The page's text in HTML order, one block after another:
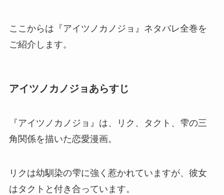
ここからは『アイツノカノジョ』ネタバレ全巻を
ご紹介します。
アイツノカノジョあらすじ
『アイツノカノジョ』は、リク、タクト、雫の三
角関係を描いた恋愛漫画。
リクは幼馴染の雫に強く惹かれていますが、彼女
はタクトと付き合っています。